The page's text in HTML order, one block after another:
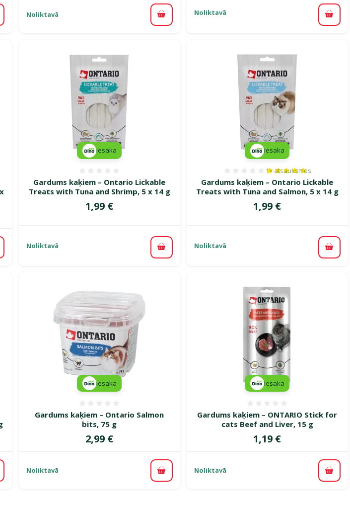
grozam
Noliktavā Pievienot grozam
Noliktavā
grozam
Gardums kaķiem – Ontario Lickable
Treats with Tuna and Shrimp, 5 x 14 g
Cena
1,99 €
iesaka
Noliktavā
Pievienot grozam
Gardums kaķiem – Ontario Lickable
Treats with Tuna and Salmon, 5 x 14 g
Atsauksmes 100%,
1× atsauksmes
Cena
1,99 €
iesaka
Noliktavā
grozam
Gardums kaķiem – Ontario Salmon
bits, 75 g
Cena
2,99 €
iesaka
Noliktavā Pievienot grozam
Gardums kaķiem – ONTARIO Stick for
cats Beef and Liver, 15 g
Cena
1,19 €
iesaka
Noliktavā